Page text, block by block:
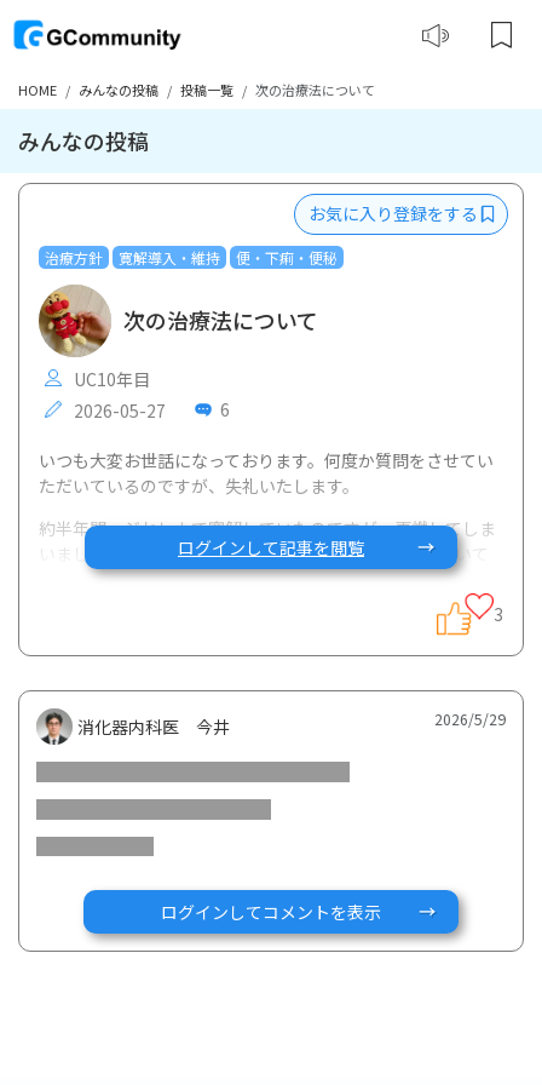
HOME みんなの投稿 投稿一覧 次の治療法について
みんなの投稿
治療方針 寛解導入・維持 便・下痢・便秘
お気に入り登録をする
次の治療法について
UC10年目
2026-05-27
6
いつも大変お世話になっております。何度か質問をさせてい
ただいているのですが、失礼いたします。
約半年間、ジセレカで寛解していたのですが、再燃してしま
いました。寛解中は、普通便1回、腹痛なしでかなり効いて
いました。
ここ1週間は再燃し、粘液便2〜4回で、拭くと粘液がべっと
や夜中には、ギュルギュルお腹が動き、粘液便が出る状況で
す。
症状としては、寛解時に比べると中々きついのですが、いつ
酷くないということで、中々治療が強化されません。
次の治療法としては、一般的にどのような形になるのでしょ
うか。過去には、5asa、コレチメント、プレドニン、ジセレ
カを使用しています。(骨密度が低下しているため、ステロイ
ド系は使用したくありません。主治医も知っています。)
ログインして記事を閲覧
3
消化器内科医 今井 2026/5/29
ログインしてコメントを表示